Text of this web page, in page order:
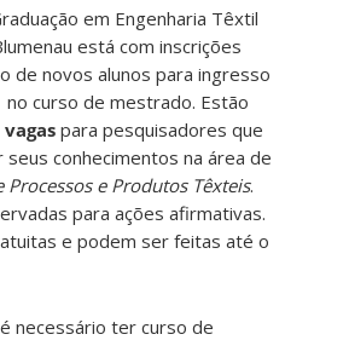
em Engenharia Têxtil
está com inscrições
de novos alunos para ingresso
curso de mestrado. Estão
vagas para pesquisadores que
conhecimentos na área de
e Produtos Têxteis.
para ações afirmativas.
e podem ser feitas até o
necessário ter curso de